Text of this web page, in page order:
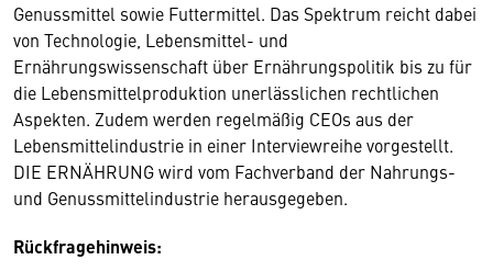
Genussmittel sowie Futtermittel. Das Spektrum reicht dabei
von Technologie, Lebensmittel- und
Ernährungswissenschaft über Ernährungspolitik bis zu für
die Lebensmittelproduktion unerlässlichen rechtlichen
Aspekten. Zudem werden regelmäßig CEOs aus der
Lebensmittelindustrie in einer Interviewreihe vorgestellt.
DIE ERNÄHRUNG wird vom Fachverband der Nahrungs-
und Genussmittelindustrie herausgegeben.
Rückfragehinweis: